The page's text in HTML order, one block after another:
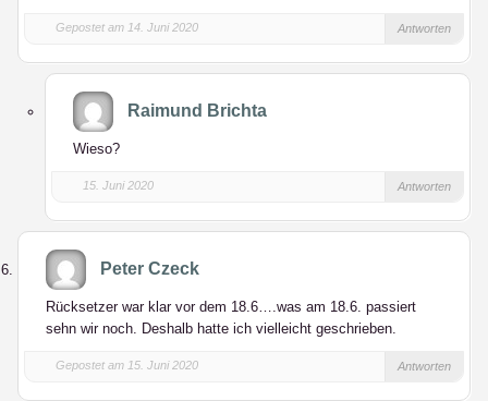
Gepostet am 14. Juni 2020 Antworten
Raimund Brichta
Wieso?
15. Juni 2020 Antworten
Peter Czeck
Rücksetzer war klar vor dem 18.6….was am 18.6. passiert
sehn wir noch. Deshalb hatte ich vielleicht geschrieben.
Gepostet am 15. Juni 2020 Antworten